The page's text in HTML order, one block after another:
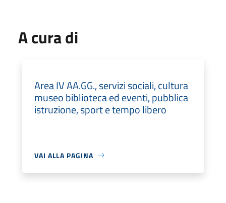
A cura di
Area IV AA.GG., servizi sociali, cultura
museo biblioteca ed eventi, pubblica
istruzione, sport e tempo libero
VAI ALLA PAGINA